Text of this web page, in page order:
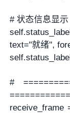
# 状态信息显示
text="就绪",
#
receive_frame